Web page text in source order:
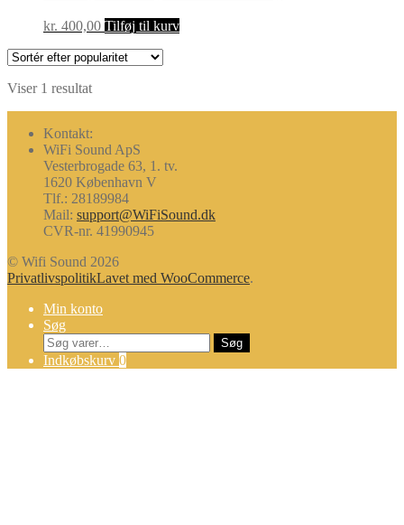
kr. 400,00 Tilføj til kurv
Viser 1 resultat
Kontakt:
WiFi Sound ApS
Vesterbrogade 63, 1. tv.
1620 København V
Tlf.: 28189984
Mail: support@WiFiSound.dk
CVR-nr. 41990945
© Wifi Sound 2026
PrivatlivspolitikLavet med WooCommerce.
Min konto
Søg
Søg
efter:
Søg
Indkøbskurv 0